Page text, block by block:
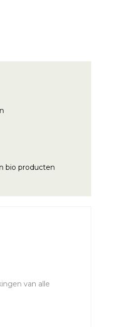
bio producten
van alle